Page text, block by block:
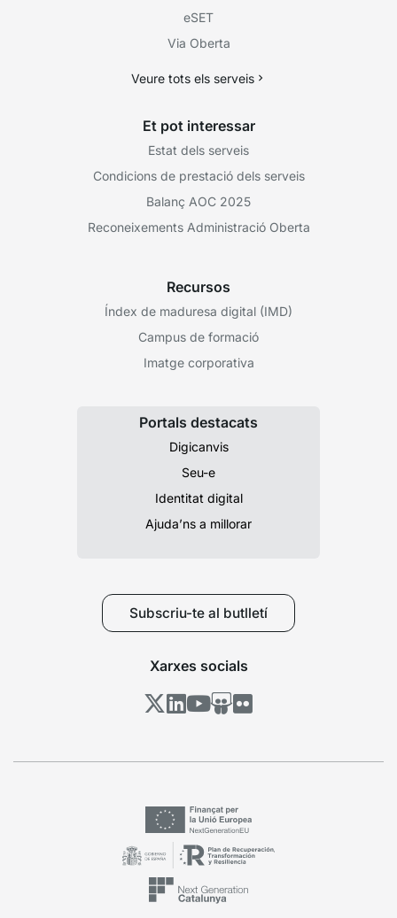
eSET
Via Oberta
Veure tots els serveis
Et pot interessar
Estat dels serveis
Condicions de prestació dels serveis
Balanç AOC 2025
Reconeixements Administració Oberta
Recursos
Índex de maduresa digital (IMD)
Campus de formació
Imatge corporativa
Portals destacats
Digicanvis
Seu-e
Identitat digital
Ajuda’ns a millorar
Subscriu-te al butlletí
Xarxes socials